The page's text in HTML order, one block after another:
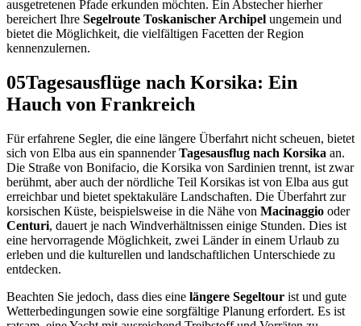
ausgetretenen Pfade erkunden möchten. Ein Abstecher hierher
bereichert Ihre Segelroute Toskanischer Archipel ungemein und
bietet die Möglichkeit, die vielfältigen Facetten der Region
kennenzulernen.
05Tagesausflüge nach Korsika: Ein
Hauch von Frankreich
Für erfahrene Segler, die eine längere Überfahrt nicht scheuen, bietet
sich von Elba aus ein spannenderTagesausflug nach Korsika an.
Die Straße von Bonifacio, die Korsika von Sardinien trennt, ist zwar
berühmt, aber auch der nördliche Teil Korsikas ist von Elba aus gut
erreichbar und bietet spektakuläre Landschaften. Die Überfahrt zur
korsischen Küste, beispielsweise in die Nähe von Macinaggio oder
Centuri, dauert je nach Windverhältnissen einige Stunden. Dies ist
eine hervorragende Möglichkeit, zwei Länder in einem Urlaub zu
erleben und die kulturellen und landschaftlichen Unterschiede zu
entdecken.
Beachten Sie jedoch, dass dies eine längere Segeltour ist und gute
Wetterbedingungen sowie eine sorgfältige Planung erfordert. Es ist